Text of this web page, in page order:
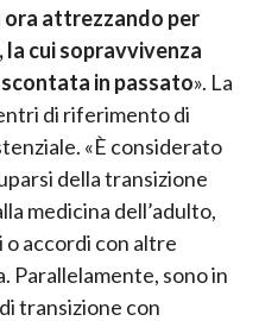
ora attrezzando per
cui sopravvivenza
in passato». La
di riferimento di
«È considerato
della transizione
medicina dell’adulto,
accordi con altre
Parallelamente, sono in
transizione con